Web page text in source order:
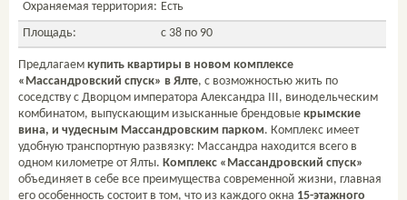
Охраняемая территория: Есть
Площадь:
с 38 по 90
Предлагаем купить квартиры в новом комплексе
«Массандровский спуск» в Ялте, с возможностью жить по
соседству с Дворцом императора Александра III, винодельческим
комбинатом, выпускающим изысканные брендовые крымские
вина, и чудесным Массандровским парком. Комплекс имеет
удобную транспортную развязку: Массандра находится всего в
одном километре от Ялты. Комплекс «Массандровский спуск»
объединяет в себе все преимущества современной жизни, главная
его особенность состоит в том, что из каждого окна 15-этажного